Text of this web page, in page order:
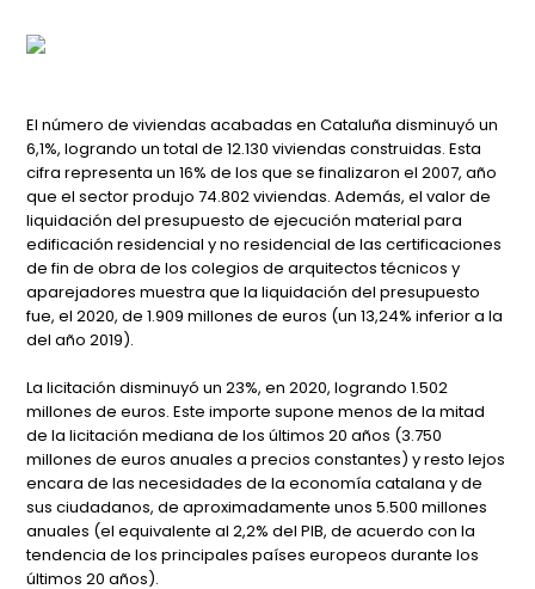
El número de viviendas acabadas en Cataluña disminuyó un
6,1%, logrando un total de 12.130 viviendas construidas. Esta
cifra representa un 16% de los que se finalizaron el 2007, año
que el sector produjo 74.802 viviendas. Además, el valor de
liquidación del presupuesto de ejecución material para
edificación residencial y no residencial de las certificaciones
de fin de obra de los colegios de arquitectos técnicos y
aparejadores muestra que la liquidación del presupuesto
fue, el 2020, de 1.909 millones de euros (un 13,24% inferior a la
del año 2019).
La licitación disminuyó un 23%, en 2020, logrando 1.502
millones de euros. Este importe supone menos de la mitad
de la licitación mediana de los últimos 20 años (3.750
millones de euros anuales a precios constantes) y resto lejos
encara de las necesidades de la economía catalana y de
sus ciudadanos, de aproximadamente unos 5.500 millones
anuales (el equivalente al 2,2% del PIB, de acuerdo con la
tendencia de los principales países europeos durante los
últimos 20 años).